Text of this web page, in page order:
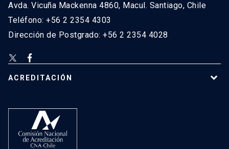
Avda. Vicuña Mackenna 4860, Macul. Santiago, Chile
Teléfono: +56 2 2354 4303
Dirección de Postgrado: +56 2 2354 4028
ACREDITACIÓN